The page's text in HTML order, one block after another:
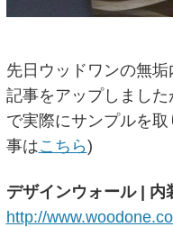
先日ウッドワンの無
記事をアップしまし
で実際にサンプルを
事はこちら)
デザインウォール | 内
http://